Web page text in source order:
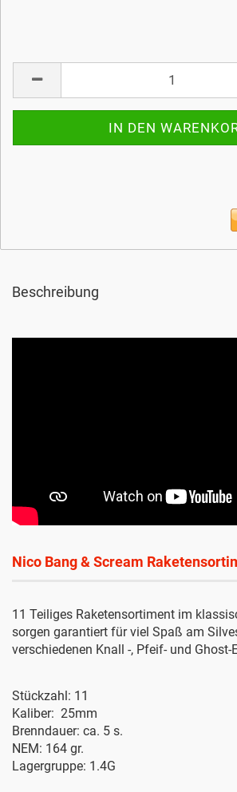
Beschreibung
Nico Bang & Scream
11 Teiliges Raketensortiment im
sorgen garantiert für viel Spaß am
verschiedenen Knall -, Pfeif- und Ghost-
Stückzahl: 11
Kaliber: 25mm
Brenndauer: ca. 5 s.
NEM: 164 gr.
Lagergruppe: 1.4G